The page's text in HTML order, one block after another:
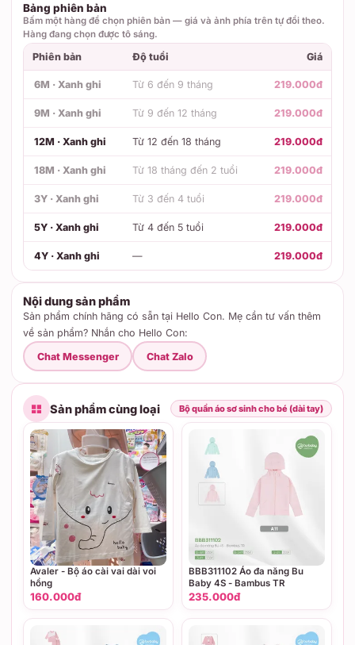
Bảng phiên bản
Bấm một hàng để chọn phiên bản — giá và ảnh phía trên tự đổi theo.
Hàng đang chọn được tô sáng.
Phiên bản Độ tuổi Giá
6M · Xanh ghi Từ 6 đến 9 tháng 219.000đ
9M · Xanh ghi Từ 9 đến 12 tháng 219.000đ
12M · Xanh ghi Từ 12 đến 18 tháng 219.000đ
18M · Xanh ghi Từ 18 tháng đến 2 tuổi 219.000đ
3Y · Xanh ghi Từ 3 đến 4 tuổi 219.000đ
5Y · Xanh ghi Từ 4 đến 5 tuổi 219.000đ
4Y · Xanh ghi — 219.000đ
Nội dung sản phẩm
Sản phẩm chính hãng có sẵn tại Hello Con. Mẹ cần tư vấn thêm
về sản phẩm? Nhắn cho Hello Con:
Chat Messenger
Chat Zalo
Sản phẩm cùng loại Bộ quần áo sơ sinh cho bé (dài tay)
Avaler - Bộ áo cài vai dài voi
hồng
160.000đ
BBB311102 Áo đa năng Bu
Baby 4S - Bambus TR
235.000đ